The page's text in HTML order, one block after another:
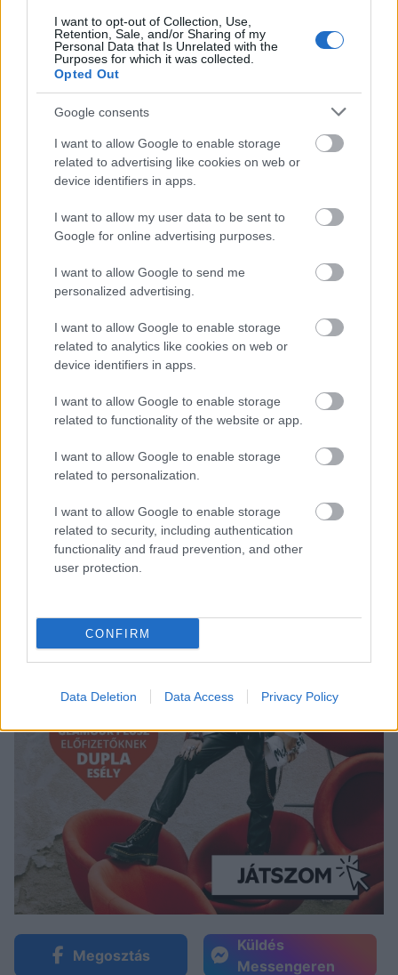
I want to opt-out of Collection, Use,
Retention, Sale, and/or Sharing of my
Personal Data that Is Unrelated with the
Purposes for which it was collected.
Opted Out
Google consents
I want to allow Google to enable storage
related to advertising like cookies on web or
device identifiers in apps.
I want to allow my user data to be sent to
Google for online advertising purposes.
I want to allow Google to send me
personalized advertising.
I want to allow Google to enable storage
related to analytics like cookies on web or
device identifiers in apps.
I want to allow Google to enable storage
related to functionality of the website or app.
I want to allow Google to enable storage
related to personalization.
I want to allow Google to enable storage
related to security, including authentication
functionality and fraud prevention, and other
user protection.
CONFIRM
Data Deletion Data Access Privacy Policy
könnyen el tudjuk képzelni, hogy ilyen népszerűség
mellett előbb, vagy utóbb hasonló valóságshow-vá
növi ki magát a netes sorozat, mint a Kardashian
család által ismert show.
Itt belenézhetsz!
Megosztás
Küldés
Messengeren